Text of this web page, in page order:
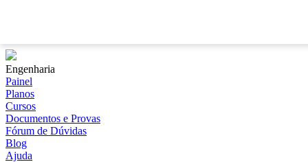
Engenharia
Painel
Planos
Cursos
Documentos e Provas
Fórum de Dúvidas
Blog
Ajuda